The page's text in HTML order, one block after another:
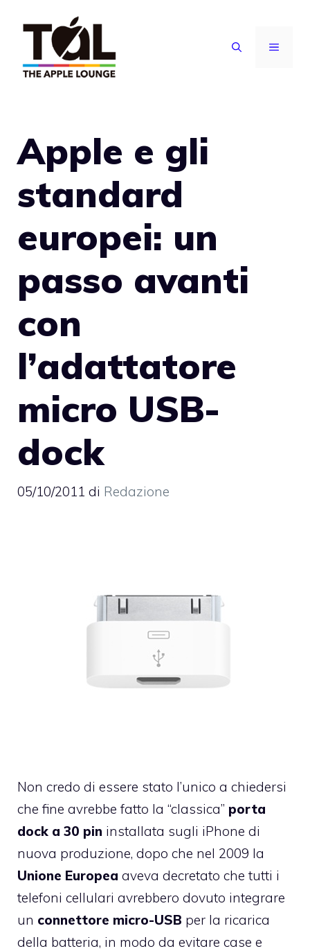
contenuto
MENU
Apple e gli
standard
europei: un
passo avanti
con
l’adattatore
micro USB-
dock
05/10/2011 di Redazione
Non credo di essere stato l’unico a chiedersi
che fine avrebbe fatto la “classica” porta
dock a 30 pin installata sugli iPhone di
nuova produzione, dopo che nel 2009 la
Unione Europea aveva decretato che tutti i
telefoni cellulari avrebbero dovuto integrare
un connettore micro-USB per la ricarica
della batteria, in modo da evitare case e